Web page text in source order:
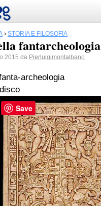
› STORIA E FILOSOFIA
fantarcheologia
2015 da Pierluigimontalbano
archeologia
Save